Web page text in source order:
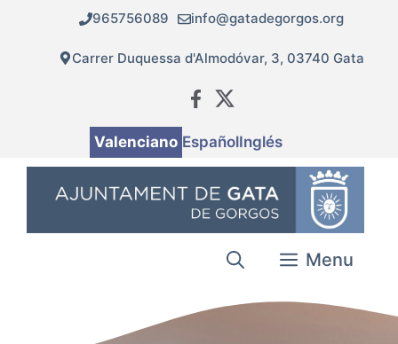
contingut
965756089 info@gatadegorgos.org
Carrer Duquessa d'Almodóvar, 3, 03740 Gata
Valenciano EspañolInglés
Menu